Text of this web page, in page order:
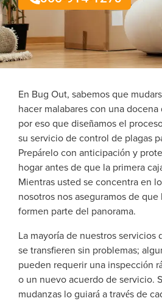
En Bug Out, sabemos que
hacer malabares con una docena
por eso que diseñamos el
su servicio de control de plagas
Prepárelo con anticipación y
hogar antes de que la primera
Mientras usted se concentra en
nosotros nos aseguramos de que
formen parte del panorama.
La mayoría de nuestros servicios
se transfieren sin problemas;
pueden requerir una inspección
o un nuevo acuerdo de servicio.
mudanzas lo guiará a través de